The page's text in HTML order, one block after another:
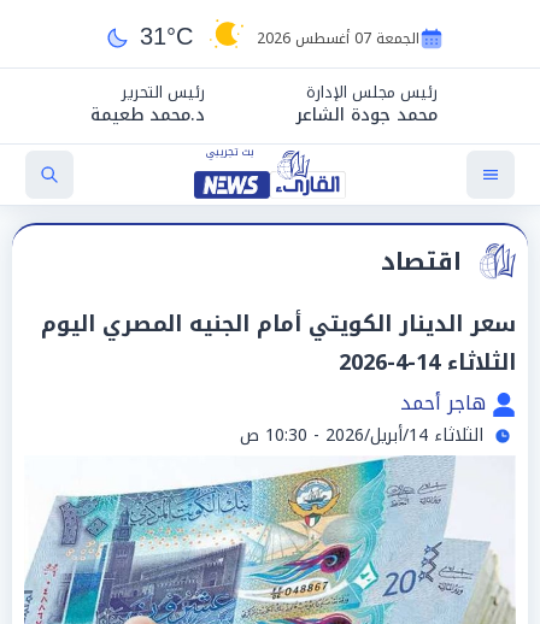
الجمعة 07 أغسطس 2026 31°C
رئيس مجلس الإدارة
محمد جودة الشاعر
رئيس التحرير
د.محمد طعيمة
اقتصاد
سعر الدينار الكويتي أمام الجنيه المصري اليوم
الثلاثاء 14-4-2026
هاجر أحمد
الثلاثاء 14/أبريل/2026 - 10:30 ص